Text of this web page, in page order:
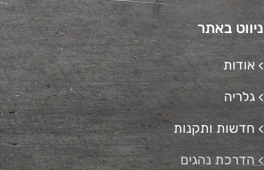
ניווט באתר
אודות
גלריה
חדשות ותקנות
הדרכת נהגים